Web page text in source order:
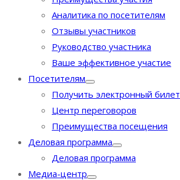
Аналитика по посетителям
Отзывы участников
Руководство участника
Ваше эффективное участие
Посетителям
Получить электронный билет
Центр переговоров
Преимущества посещения
Деловая программа
Деловая программа
Медиа-центр